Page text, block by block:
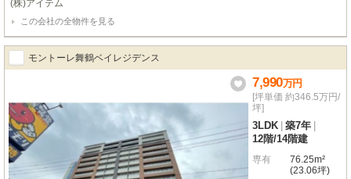
「南向き・角部屋」なので日当たり・通風も良好！オートロックや宅配BOXな
ど設備も充実し、ご家族皆さまが安心してお過ごしいただけます◎「まずは話
だけ聞いてみたい」という方からのお問い合わせも歓迎しております。お気軽
にお問い合わせください♪
(株)アイテム
この会社の全物件を見る
モントーレ舞鶴ベイレジデンス
7,990万円
[坪単価 約346.5万円/
坪]
3LDK 築7年
12階/14階建
専有
76.25m²
(23.06坪)